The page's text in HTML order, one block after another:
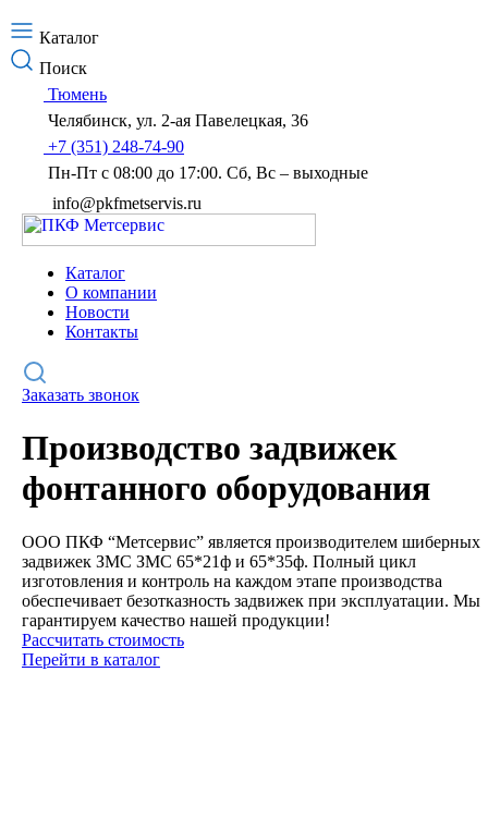
Каталог
Поиск
Тюмень
Челябинск, ул. 2-ая Павелецкая, 36
+7 (351) 248-74-90
Пн-Пт с 08:00 до 17:00. Сб, Вс – выходные
info@pkfmetservis.ru
Каталог
О компании
Новости
Контакты
Заказать звонок
Производство задвижек
фонтанного оборудования
ООО ПКФ “Метсервис” является производителем шиберных
задвижек ЗМС ЗМС 65*21ф и 65*35ф. Полный цикл
изготовления и контроль на каждом этапе производства
обеспечивает безотказность задвижек при эксплуатации. Мы
гарантируем качество нашей продукции!
Рассчитать стоимость
Перейти в каталог